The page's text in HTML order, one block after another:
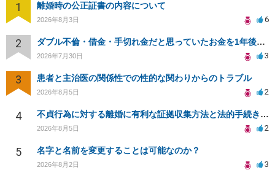
1 離婚時の公正証書の内容について
2026年8月3日 6
2 ダブル不倫・借金・手切れ金だと思っていたお金を1年後いまさら脅迫罪として通知書が来てまとめて請求
2026年7月30日 3
3 患者と主治医の関係性での性的な関わりからのトラブル
2026年8月5日 2
4 不貞行為に対する離婚に有利な証拠収集方法と法的手続きについて
2026年8月5日 2
5 名字と名前を変更することは可能なのか？
2026年8月2日 3